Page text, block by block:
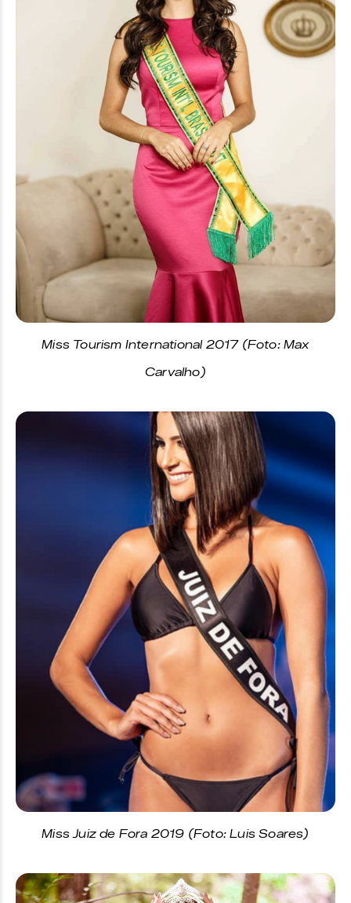
Miss Tourism International 2017 (Foto: Max
Carvalho)
Miss Juiz de Fora 2019 (Foto: Luis Soares)